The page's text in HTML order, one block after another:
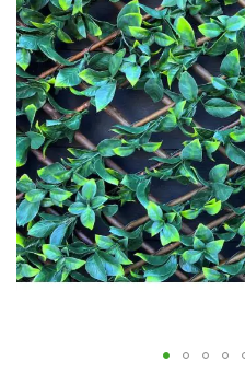
изображенията